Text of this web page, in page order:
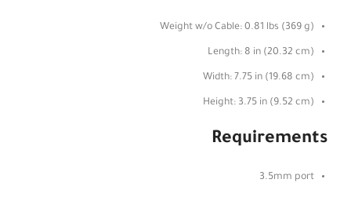
Weight w/o Cable: 0.81 lbs (369 g)
Length: 8 in (20.32 cm)
Width: 7.75 in (19.68 cm)
Height: 3.75 in (9.52 cm)
Requirements
3.5mm port